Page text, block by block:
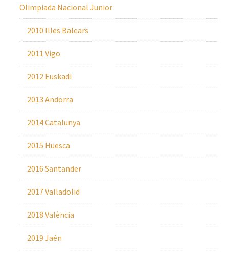
Olimpiada Nacional Junior
2010 Illes Balears
2011 Vigo
2012 Euskadi
2013 Andorra
2014 Catalunya
2015 Huesca
2016 Santander
2017 Valladolid
2018 València
2019 Jaén